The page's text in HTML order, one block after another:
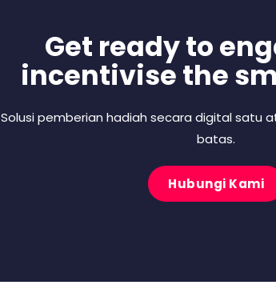
Get ready to
incentivise the
Solusi pemberian hadiah secara digital satu
batas.
Hubungi Kami